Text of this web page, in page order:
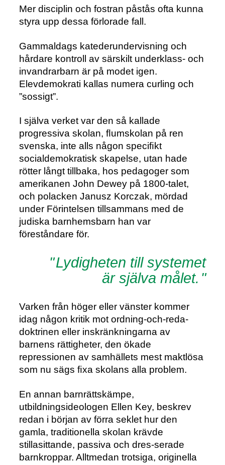
Mer disciplin och fostran påstås ofta kunna
styra upp dessa förlorade fall.
Gammaldags katederundervisning och
hårdare kontroll av särskilt underklass- och
invandrarbarn är på modet igen.
Elevdemokrati kallas numera curling och
”sossigt”.
I själva verket var den så kallade
progressiva skolan, ﬂumskolan på ren
svenska, inte alls någon speciﬁkt
socialdemokratisk skapelse, utan hade
rötter långt tillbaka, hos pedagoger som
amerikanen John Dewey på 1800-talet,
och polacken Janusz Korczak, mördad
under Förintelsen tillsammans med de
judiska barnhemsbarn han var
föreståndare för.
Lydigheten till systemet
är själva målet.
Varken från höger eller vänster kommer
idag någon kritik mot ordning-och-reda-
doktrinen eller inskränkningarna av
barnens rättigheter, den ökade
repressionen av samhällets mest maktlösa
som nu sägs ﬁxa skolans alla problem.
En annan barnrättskämpe,
utbildningsideologen Ellen Key, beskrev
redan i början av förra seklet hur den
gamla, traditionella skolan krävde
stillasittande, passiva och dres-serade
barnkroppar. Alltmedan trotsiga, originella